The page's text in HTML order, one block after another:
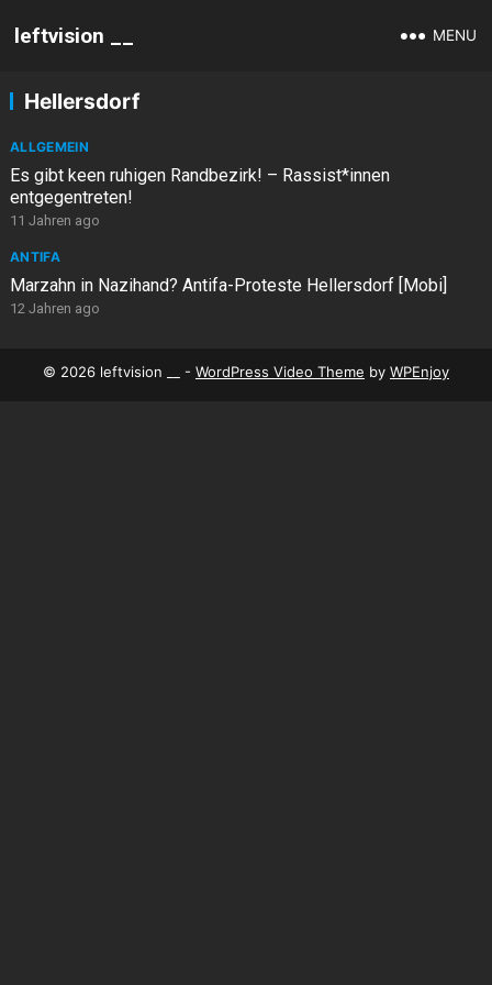
leftvision __ MENU
Hellersdorf
ALLGEMEIN
Es gibt keen ruhigen Randbezirk! – Rassist*innen
entgegentreten!
11 Jahren ago
ANTIFA
Marzahn in Nazihand? Antifa-Proteste Hellersdorf [Mobi]
12 Jahren ago
© 2026 leftvision __ - WordPress Video Theme by WPEnjoy